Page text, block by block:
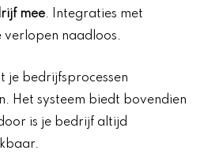
mee. Integraties met
verlopen naadloos.
je bedrijfsprocessen
Het systeem biedt bovendien
is je bedrijf altijd